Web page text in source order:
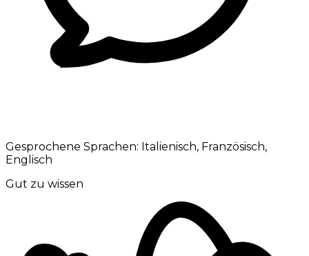
Gesprochene Sprachen: Italienisch, Französisch,
Englisch
Gut zu wissen